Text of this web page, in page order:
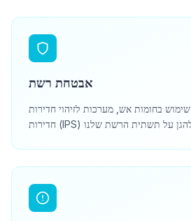
אבטחת רשת
שימוש בחומות אש, מערכות לזיהוי חדירות (IDS) ומערכות למניעת